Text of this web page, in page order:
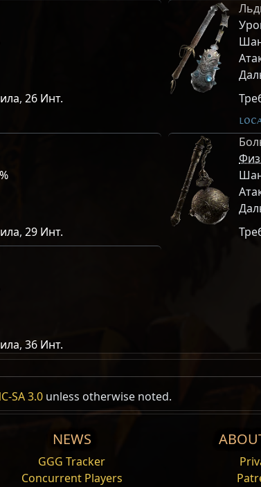
, 26 Инт.
, 29 Инт.
, 36 Инт.
/13
Боевой клич Длится
Область
каждой руке.
позиционирование и долгий замах
Off Hand
SA 3.0 unless otherwise noted.
NEWS
GGG Tracker
Concurrent Players